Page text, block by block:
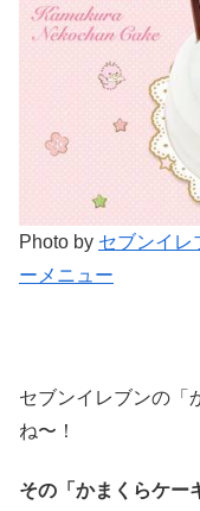
Photo by セブンイレ
ーメニュー
セブンイレブンの「
ね〜！
その「かまくらケー